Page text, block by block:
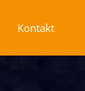
Kontakt